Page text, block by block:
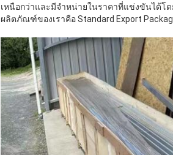
เหนือกว่าและมีจำหน่ายในราคาที่แข่งขันได้โด
ผลิตภัณฑ์ของเราคือ Standard Export